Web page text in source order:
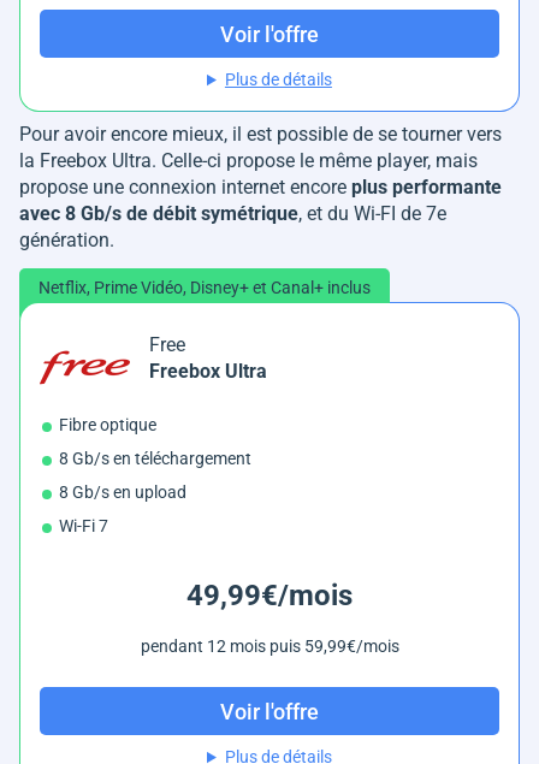
Voir l'offre
Plus de détails
Pour avoir encore mieux, il est possible de se tourner vers
la Freebox Ultra. Celle-ci propose le même player, mais
propose une connexion internet encore plus performante
avec 8 Gb/s de débit symétrique, et du Wi-FI de 7e
génération.
Netflix, Prime Vidéo, Disney+ et Canal+ inclus
Free
Freebox Ultra
Fibre optique
8 Gb/s en téléchargement
8 Gb/s en upload
Wi-Fi 7
49,99€/mois
pendant 12 mois puis 59,99€/mois
Voir l'offre
Plus de détails